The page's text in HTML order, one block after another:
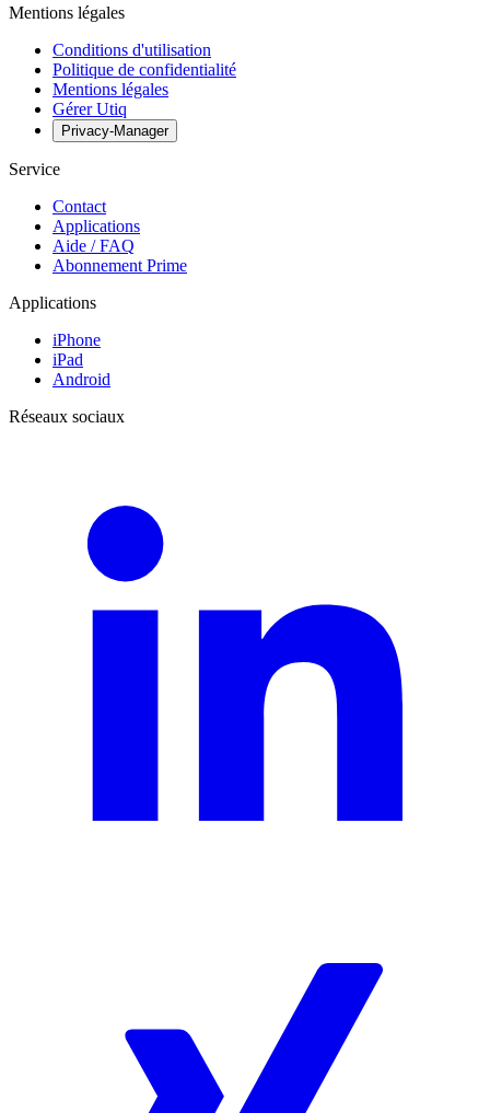
Mentions légales
Conditions d'utilisation
Politique de confidentialité
Mentions légales
Gérer Utiq
Privacy-Manager
Service
Contact
Applications
Aide / FAQ
Abonnement Prime
Applications
iPhone
iPad
Android
Réseaux sociaux